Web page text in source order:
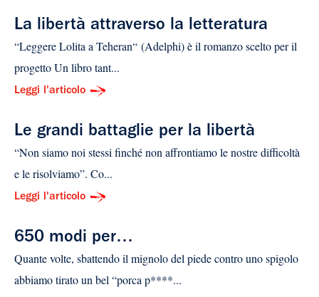
La libertà attraverso la letteratura
“Leggere Lolita a Teheran“ (Adelphi) è il romanzo scelto per il
progetto Un libro tant...
Leggi l'articolo
Le grandi battaglie per la libertà
“Non siamo noi stessi finché non affrontiamo le nostre difficoltà
e le risolviamo”. Co...
Leggi l'articolo
650 modi per…
Quante volte, sbattendo il mignolo del piede contro uno spigolo
abbiamo tirato un bel “porca p****...